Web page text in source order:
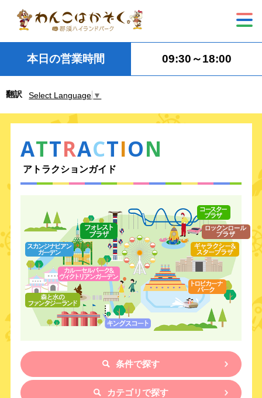
本日の営業時間 09:30～18:00
翻訳 Select Language ▼
ATTRACTION
アトラクションガイド
条件で探す
カテゴリで探す